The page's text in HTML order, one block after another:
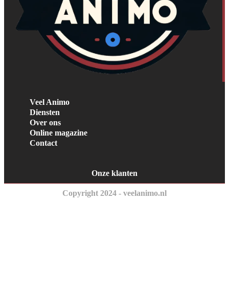
Veel Animo
Diensten
Over ons
Online magazine
Contact
Onze klanten
Copyright 2024 - veelanimo.nl